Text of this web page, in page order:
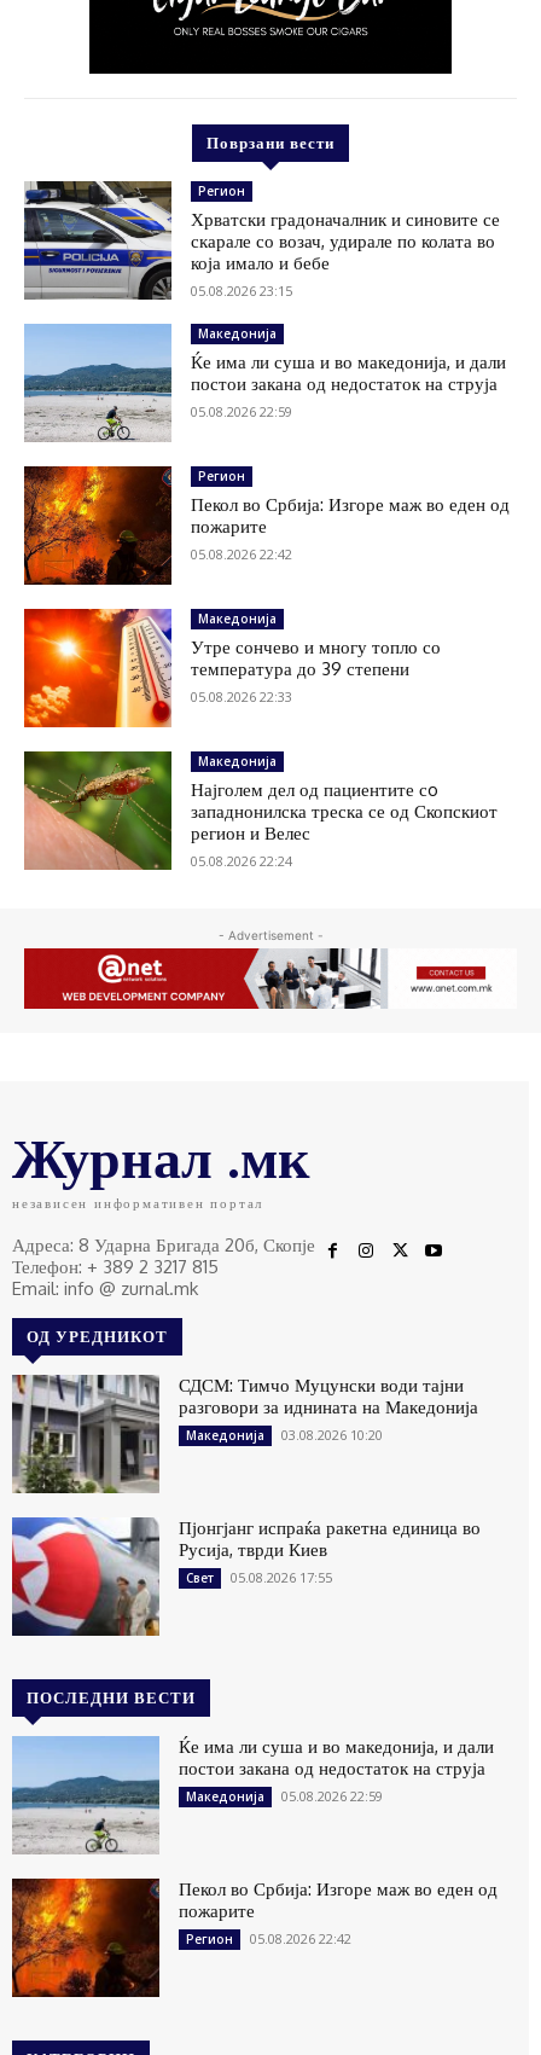
Поврзани вести
Регион
Хрватски градоначалник и синовите се
скарале со возач, удирале по колата во
која имало и бебе
05.08.2026 23:15
Македонија
Ќе има ли суша и во македонија, и дали
постои закана од недостаток на струја
05.08.2026 22:59
Регион
Пекол во Србија: Изгоре маж во еден од
пожарите
05.08.2026 22:42
Македонија
Утре сончево и многу топло со
температура до 39 степени
05.08.2026 22:33
Македонија
Најголем дел од пациентите сo
западнонилска треска се од Скопскиот
регион и Велес
05.08.2026 22:24
- Advertisement -
Журнал .мк
независен информативен портал
Адреса: 8 Ударна Бригада 20б, Скопје
Телефон: + 389 2 3217 815
Email: info @ zurnal.mk
ОД УРЕДНИКОТ
СДСМ: Тимчо Муцунски води тајни
разговори за иднината на Македонија
Македонија 03.08.2026 10:20
Пјонгјанг испраќа ракетна единица во
Русија, тврди Киев
Свет 05.08.2026 17:55
ПОСЛЕДНИ ВЕСТИ
Ќе има ли суша и во македонија, и дали
постои закана од недостаток на струја
Македонија 05.08.2026 22:59
Пекол во Србија: Изгоре маж во еден од
пожарите
Регион 05.08.2026 22:42